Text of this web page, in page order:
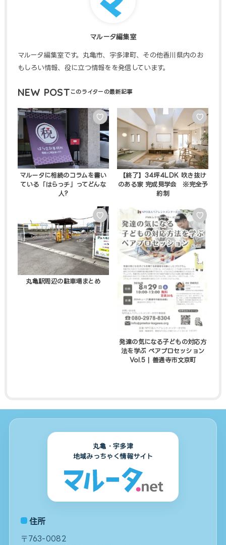
マルータ編集室
マルータ編集室です。丸亀市、宇多津町、その他香川県内のお
もしろい情報、役に立つ情報をを発信しています。
NEW POST
♡
マルータに相続のコラムを書い
ている「はらっチ」ってどんな
人?
♡
【終了】34坪4LDK 吹き抜け
のある家 完成見学会 ※完全予
約制
♡
丸亀駅周辺の駐車場まとめ
♡
発達の気になる子どもの対応方
法を学ぶ ペアプロセッション
Vol.5 | 善通寺市文京町
丸亀・宇多津
地域みっちゃく情報サイト
住所
〒763-0082